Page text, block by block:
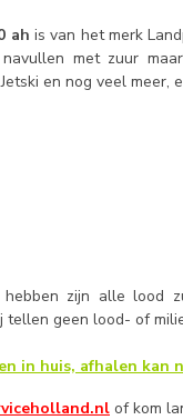
ah is van het merk
met zuur
en nog veel meer,
zijn alle lood
tellen geen lood- of
in huis, afhalen kan
of kom